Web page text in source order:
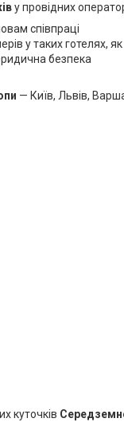
у провідних
співпраці
у таких готелях,
безпека
— Київ, Львів,
куточків